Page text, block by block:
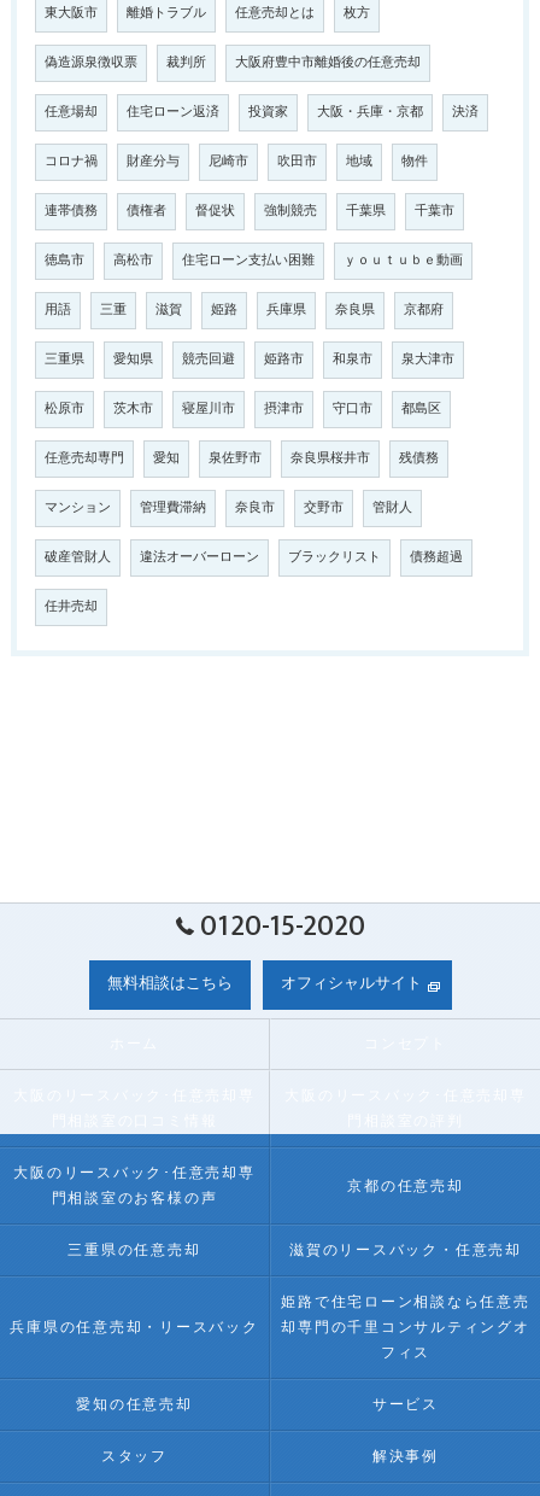
東大阪市 離婚トラブル 任意売却とは 枚方
偽造源泉徴収票 裁判所 大阪府豊中市離婚後の任意売却
任意場却 住宅ローン返済 投資家 大阪・兵庫・京都 決済
コロナ禍 財産分与 尼崎市 吹田市 地域 物件
連帯債務 債権者 督促状 強制競売 千葉県 千葉市
徳島市 高松市 住宅ローン支払い困難 ｙｏｕｔｕｂｅ動画
用語 三重 滋賀 姫路 兵庫県 奈良県 京都府
三重県 愛知県 競売回避 姫路市 和泉市 泉大津市
松原市 茨木市 寝屋川市 摂津市 守口市 都島区
任意売却専門 愛知 泉佐野市 奈良県桜井市 残債務
マンション 管理費滞納 奈良市 交野市 管財人
破産管財人 違法オーバーローン ブラックリスト 債務超過
任井売却
0120-15-2020
無料相談はこちら オフィシャルサイト
大阪のリースバック･任意売却専
門相談室のお客様の声
京都の任意売却
三重県の任意売却 滋賀のリースバック・任意売却
兵庫県の任意売却・リースバック
姫路で住宅ローン相談なら任意売
却専門の千里コンサルティングオ
フィス
愛知の任意売却 サービス
スタッフ 解決事例